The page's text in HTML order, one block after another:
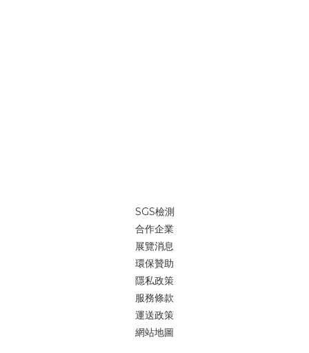
SGS檢測
合作企業
展覽消息
環保贊助
隱私政策
服務條款
運送政策
網站地圖